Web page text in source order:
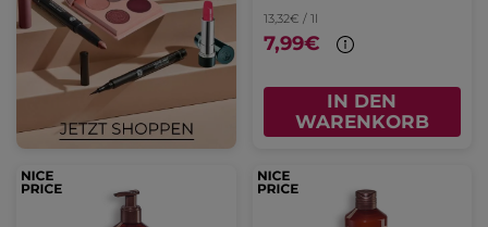
13,32€ / 1l
7,99€
IN DEN
WARENKORB